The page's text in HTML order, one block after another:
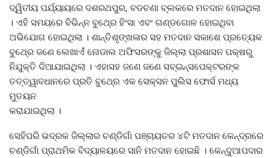
ଦ୍ୱିତୀୟ ପର୍ଯ୍ୟାୟରେ ଦଶରଥପୁର, ବଡଚଣା ବ୍ଲକରେ ମତଦାନ ହୋଇଥିଲା
। ଏହି ସମୟରେ ବିଭିନ୍ନ ବୁଥ୍‍ରେ ହିଂସା ଏବଂ ଗଣ୍ଡଗୋଳ ହୋଇଥିବା
ଅଭିଯୋଗ ହୋଇଥିଲା । ଶାନ୍ତିଶୃଙ୍ଖଳାର ସହ ମତଦାନ ସକାଶେ ପ୍ରତ୍ୟେକ
ବୁଥ୍‍ରେ ଜଣେ ଲେଖାଏଁ ନୋଡାଲ ଅଫିସରଙ୍କୁ ଜିଲ୍ଲା ପ୍ରଶାସନ ପକ୍ଷରୁ
ନିଯୁକ୍ତି ଦିଆଯାଇଥିଲା । ଏହାସହ ଜଣେ ଜଣେ ସବ୍‍ଇନ୍ସପେକ୍ଟରଙ୍କ
ତତ୍ତ୍ୱାବଧାନରେ ପ୍ରତି ବୁଥ୍‍ରେ ଏକ ସେକ୍ସନ ପୁଲିସ ଫୋର୍ସ ମଧ୍ୟ
ମୁତୟନ
କରାଯାଇଥିଲା ।
ସେହିପରି ଭଦ୍ରକ ଜିଲ୍ଲାର ଚଣ୍ଡିଗାଁ ପଞ୍ଚାୟତର ୪ଟି ମତଦାନ କେନ୍ଦ୍ରରେ
ଚଣ୍ଡିଗାଁ ପ୍ରାଥମିକ ବିଦ୍ୟାଳୟରେ ସାନି ମତଦାନ ହୋଇଛି । କେନ୍ଦୁଆପଦାର